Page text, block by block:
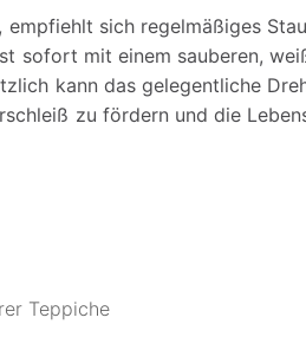
sich regelmäßiges
sofort mit einem sauberen,
kann das gelegentliche
zu fördern und die
Teppiche